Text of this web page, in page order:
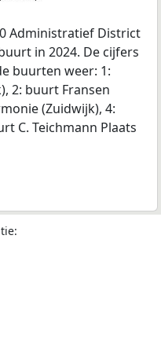
Administratief District
in 2024. De cijfers
buurten weer: 1:
2: buurt Fransen
(Zuidwijk), 4:
C. Teichmann Plaats